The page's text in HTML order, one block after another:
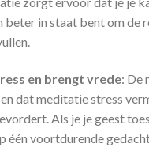
in staat bent om de
en brengt vrede: De
dat meditatie stress
Als je je geest
één voortdurende